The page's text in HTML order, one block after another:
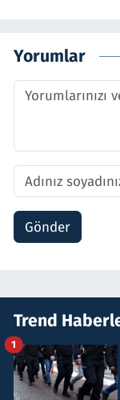
Yorumlar
Gönder
Trend
1